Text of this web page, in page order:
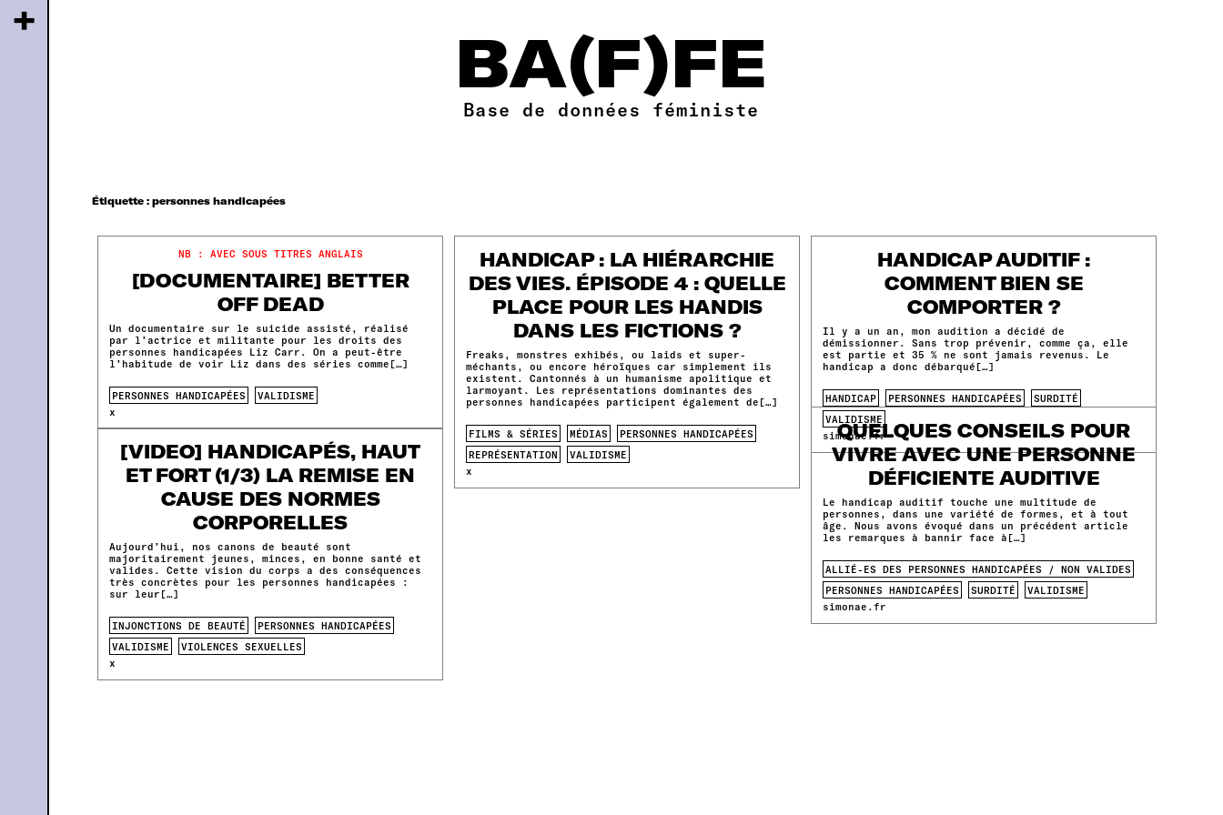
BA(F)FE
Base de données féministe
+
Étiquette : personnes handicapées
NB : AVEC SOUS TITRES ANGLAIS
[DOCUMENTAIRE] BETTER
OFF DEAD
Un documentaire sur le suicide assisté, réalisé
par l’actrice et militante pour les droits des
personnes handicapées Liz Carr. On a peut-être
l’habitude de voir Liz dans des séries comme[…]
PERSONNES HANDICAPÉES
VALIDISME
x
HANDICAP : LA HIÉRARCHIE
DES VIES. ÉPISODE 4 : QUELLE
PLACE POUR LES HANDIS
DANS LES FICTIONS ?
Freaks, monstres exhibés, ou laids et super-
méchants, ou encore héroïques car simplement ils
existent. Cantonnés à un humanisme apolitique et
larmoyant. Les représentations dominantes des
personnes handicapées participent également de[…]
FILMS & SÉRIES MÉDIAS
PERSONNES HANDICAPÉES
REPRÉSENTATION
VALIDISME
x
HANDICAP AUDITIF :
COMMENT BIEN SE
COMPORTER ?
Il y a un an, mon audition a décidé de
démissionner. Sans trop prévenir, comme ça, elle
est partie et 35 % ne sont jamais revenus. Le
handicap a donc débarqué[…]
HANDICAP PERSONNES HANDICAPÉES
SURDITÉ
VALIDISME
simonae.fr
QUELQUES CONSEILS POUR
VIVRE AVEC UNE PERSONNE
DÉFICIENTE AUDITIVE
Le handicap auditif touche une multitude de
personnes, dans une variété de formes, et à tout
âge. Nous avons évoqué dans un précédent article
les remarques à bannir face à[…]
ALLIÉ-ES DES PERSONNES HANDICAPÉES / NON VALIDES
PERSONNES HANDICAPÉES
SURDITÉ
VALIDISME
simonae.fr
[VIDEO] HANDICAPÉS, HAUT
ET FORT (1/3) LA REMISE EN
CAUSE DES NORMES
CORPORELLES
Aujourd’hui, nos canons de beauté sont
majoritairement jeunes, minces, en bonne santé et
valides. Cette vision du corps a des conséquences
très concrètes pour les personnes handicapées :
sur leur[…]
INJONCTIONS DE BEAUTÉ
PERSONNES HANDICAPÉES
VALIDISME
VIOLENCES SEXUELLES
x